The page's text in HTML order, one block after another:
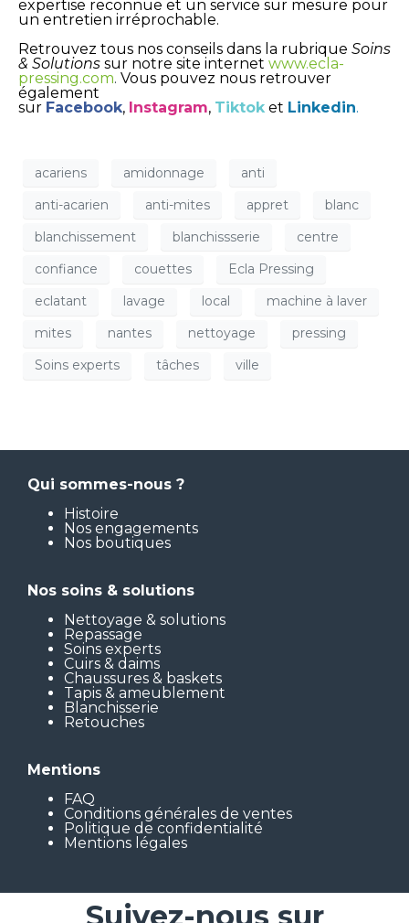
expertise reconnue et un service sur mesure pour
un entretien irréprochable.
Retrouvez tous nos conseils dans la rubrique Soins
& Solutions sur notre site internet www.ecla-
pressing.com. Vous pouvez nous retrouver
également
sur Facebook, Instagram, Tiktok et Linkedin.
acariens amidonnage
anti
anti-acarien
anti-mites appret
blanc
blanchissement
blanchissserie
centre
confiance
couettes
Ecla Pressing
eclatant
lavage local
machine à laver
mites
nantes nettoyage
pressing
Soins experts
tâches ville
Qui sommes-nous ?
Histoire
Nos engagements
Nos boutiques
Nos soins & solutions
Nettoyage & solutions
Repassage
Soins experts
Cuirs & daims
Chaussures & baskets
Tapis & ameublement
Blanchisserie
Retouches
Mentions
FAQ
Conditions générales de ventes
Politique de confidentialité
Mentions légales
Suivez-nous sur